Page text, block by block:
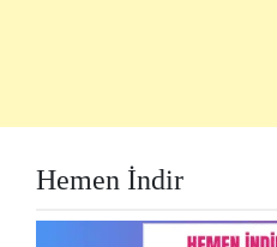
Hemen İndir